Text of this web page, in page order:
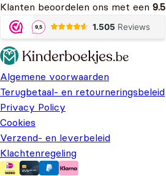
Klanten beoordelen ons met een 9.5
Algemene voorwaarden
Terugbetaal- en retourneringsbeleid
Privacy Policy
Cookies
Verzend- en leverbeleid
Klachtenregeling